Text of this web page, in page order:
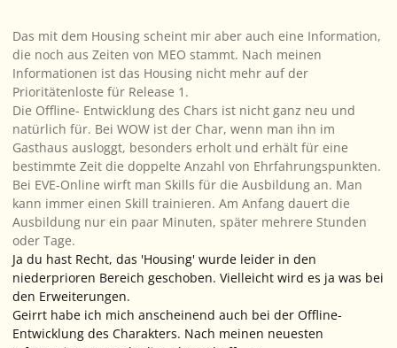
Das mit dem Housing scheint mir aber auch eine Information,
die noch aus Zeiten von MEO stammt. Nach meinen
Informationen ist das Housing nicht mehr auf der
Prioritätenloste für Release 1.
Die Offline- Entwicklung des Chars ist nicht ganz neu und
natürlich für. Bei WOW ist der Char, wenn man ihn im
Gasthaus ausloggt, besonders erholt und erhält für eine
bestimmte Zeit die doppelte Anzahl von Ehrfahrungspunkten.
Bei EVE-Online wirft man Skills für die Ausbildung an. Man
kann immer einen Skill trainieren. Am Anfang dauert die
Ausbildung nur ein paar Minuten, später mehrere Stunden
oder Tage.
Ja du hast Recht, das 'Housing' wurde leider in den
niederprioren Bereich geschoben. Vielleicht wird es ja was bei
den Erweiterungen.
Geirrt habe ich mich anscheinend auch bei der Offline-
Entwicklung des Charakters. Nach meinen neuesten